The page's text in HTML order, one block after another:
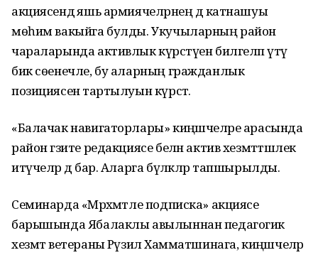
акциясендә яшь армиячеләрнең дә катнашуы
мөһим вакыйга булды. Укучыларның район
чараларында активлык күрсәтүен билгеләп үтү
бик сөенечле, бу аларның гражданлык
позициясенә тартылуын күрсәтә.
«Балачак навигаторлары» киңәшчеләре арасында
район гәзите редакциясе белән актив хезмәттәшлек
итүчеләр дә бар. Аларга бүләкләр тапшырылды.
Семинарда «Мәрхәмәтле подписка» акциясе
барышында Ябалаклы авылыннан педагогик
хезмәт ветераны Рәүзилә Хамматшинага, киңәшчеләр